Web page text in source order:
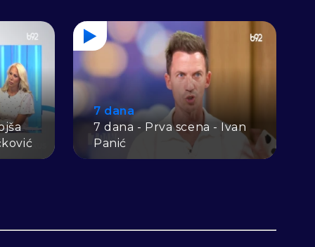
7 dana
7 dana - Prva scena - Ivan
Panić